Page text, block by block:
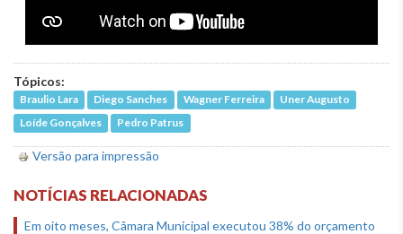
Tópicos:
Braulio Lara Diego Sanches Wagner Ferreira
Uner Augusto
Loíde Gonçalves
Pedro Patrus
Versão para impressão
NOTÍCIAS RELACIONADAS
Em oito meses, Câmara Municipal executou 38% do orçamento